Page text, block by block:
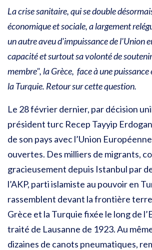
La crise sanitaire, qui se double
économique et sociale, a largement
un autre aveu d'impuissance de l'Union
capacité et surtout sa volonté de
membre", la Grèce, face à une
la Turquie. Retour sur cette question.
Le 28 février dernier, par décision
président turc Recep Tayyip
de son pays avec l’Union
ouvertes. Des milliers de migrants,
gracieusement depuis Istanbul par
l’AKP, parti islamiste au pouvoir en
rassemblent devant la frontière
Grèce et la Turquie fixée le long de
traité de Lausanne de 1923. Au
dizaines de canots pneumatiques,